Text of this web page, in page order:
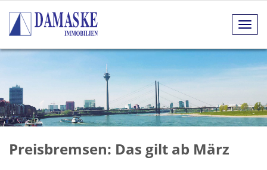
Preisbremsen: Das gilt ab März